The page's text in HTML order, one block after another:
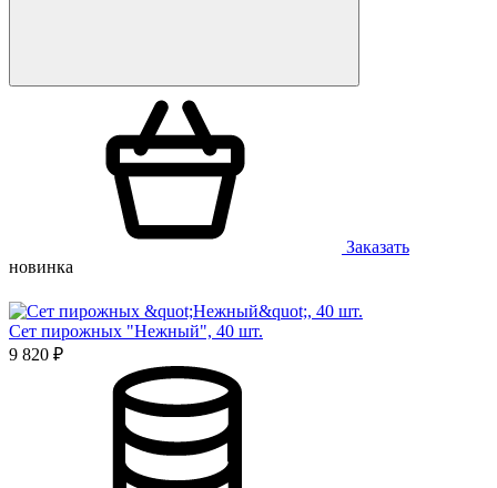
Заказать
новинка
Cет пирожных "Нежный", 40 шт.
9 820 ₽